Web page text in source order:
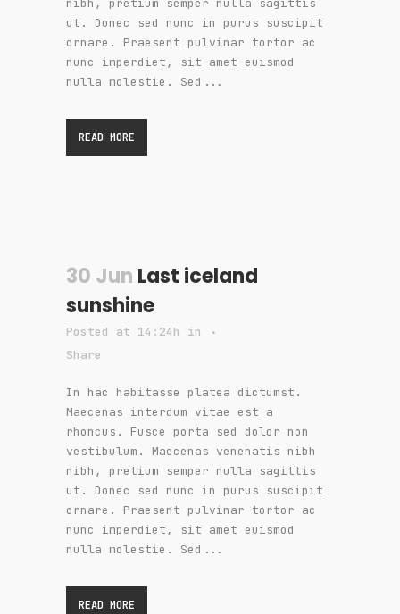
nibh, pretium semper nulla sagittis
ut. Donec sed nunc in purus suscipit
ornare. Praesent pulvinar tortor ac
nunc imperdiet, sit amet euismod
nulla molestie. Sed...
READ MORE
30 Jun Last iceland
sunshine
Posted at 14:24h
in
Share
In hac habitasse platea dictumst.
Maecenas interdum vitae est a
rhoncus. Fusce porta sed dolor non
vestibulum. Maecenas venenatis nibh
nibh, pretium semper nulla sagittis
ut. Donec sed nunc in purus suscipit
ornare. Praesent pulvinar tortor ac
nunc imperdiet, sit amet euismod
nulla molestie. Sed...
READ MORE